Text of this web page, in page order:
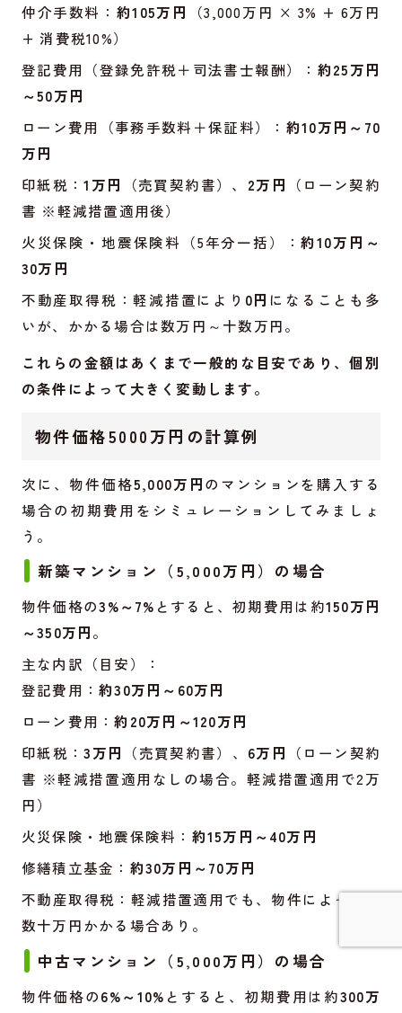
仲介手数料： 約105万円
（3,000万円 × 3% + 6万円
+ 消費税10%）
登記費用（登録免許税＋司法書士報酬）： 約25万円
～50万円
ローン費用（事務手数料＋保証料）： 約10万円～70
万円
印紙税：1万円 （売買契約書）、 2万円
（ローン契約
書 ※軽減措置適用後）
火災保険・地震保険料（5年分一括）：約10万円～
30万円
不動産取得税：軽減措置により 0円 になることも多
いが、かかる場合は数万円～十数万円。
これらの金額はあくまで一般的な目安であり、個別
の条件によって大きく変動します。
物件価格5000万円の計算例
次に、物件価格5,000万円のマンションを購入する
場合の初期費用をシミュレーションしてみましょ
う。
新築マンション（5,000万円）の場合
物件価格の3%～7% とすると、初期費用は約150万円
～350万円。
主な内訳（目安）：
登記費用：約30万円～60万円
ローン費用：約20万円～120万円
印紙税：3万円 （売買契約書）、 6万円
（ローン契約
書 ※軽減措置適用なしの場合。軽減措置適用で2万
円）
火災保険・地震保険料： 約15万円～40万円
修繕積立基金： 約30万円～70万円
不動産取得税：軽減措置適用でも、物件によっては
数十万円かかる場合あり。
中古マンション（5,000万円）の場合
物件価格の6%～10% とすると、初期費用は約300万
詳しく見てみる